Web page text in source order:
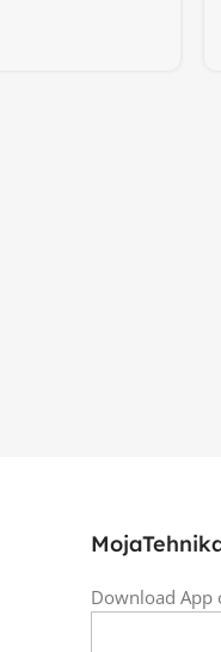
Download App